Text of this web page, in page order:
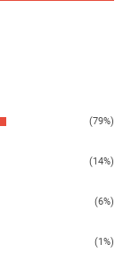
(79%)
(14%)
(6%)
(1%)